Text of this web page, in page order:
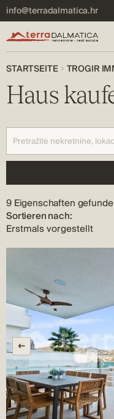
info@terradalmatica.hr
STARTSEITE TROGIR
Haus
9 Eigenschaften
Sortieren nach: